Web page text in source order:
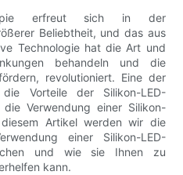
erfreut sich in der
Beliebtheit, und das aus
Technologie hat die Art und
behandeln und die
revolutioniert. Eine der
Vorteile der Silikon-LED-
Verwendung einer Silikon-
Artikel werden wir die
einer Silikon-LED-
und wie sie Ihnen zu
kann.